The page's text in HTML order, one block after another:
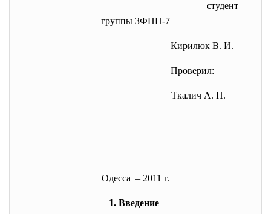
студент
группы ЗФПН-7
Кирилюк В. И.
Проверил:
Ткалич А. П.
Одесса – 2011 г.
1. Введение